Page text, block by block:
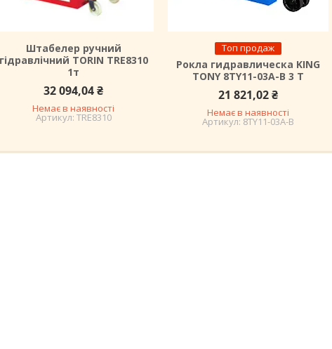
Штабелер ручний
гідравлічний TORIN TRE8310
1т
32 094,04 ₴
Немає в наявності
TRE8310
Топ продаж
Рокла гидравлическа KING
TONY 8TY11-03A-B 3 T
21 821,02 ₴
Немає в наявності
8TY11-03A-B